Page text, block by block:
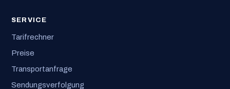
SERVICE
Tarifrechner
Preise
Transportanfrage
Sendungsverfolgung